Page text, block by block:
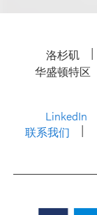
洛杉矶
华盛顿特区
LinkedIn
联系我们